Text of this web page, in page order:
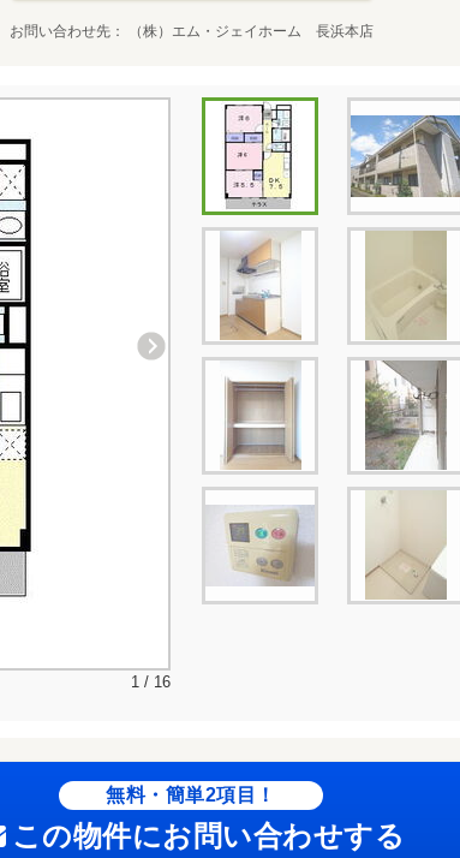
お問い合わせ先 （株）エム・ジェイホーム 長浜本店
1 / 16
無料・簡単2項目！
この物件にお問い合わせする